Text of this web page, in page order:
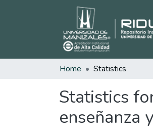
Home Statistics
Statistics
enseñanza